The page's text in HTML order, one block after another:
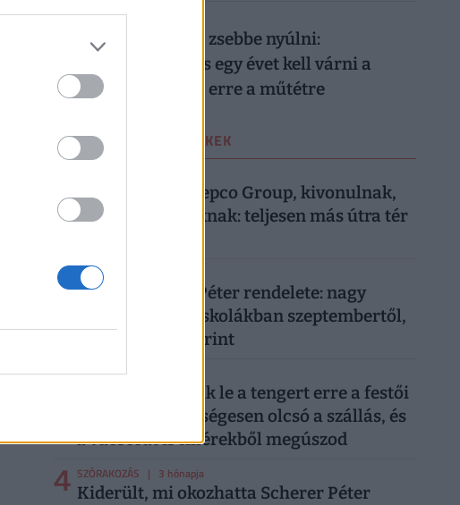
2026. augusztus 8.
Nem elég mélyen a zsebbe nyúlni:
magánellátásban is egy évet kell várni a
magyar férfiaknak erre a műtétre
LEGOLVASOTTABB CIKKEK
Most közölte a Pepco Group, kivonulnak,
vége egy korszaknak: teljesen más útra tér
2 OKTATÁS
Itt van Magyar Péter rendelete: nagy
változás jön az iskolákban szeptembertől,
minden diákot érint
3 UTAZÁS| 3 hónapja
Tömegek cserélik le a tengert erre a festői
vízpartra: nevetségesen olcsó a szállás, és
a vacsorát is fillérekből megúszod
4 SZÓRAKOZÁS | 3 hónapja
Kiderült, mi okozhatta Scherer Péter